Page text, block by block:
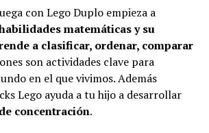
con Lego Duplo empieza a
matemáticas y su
a clasificar, ordenar, comparar
son actividades clave para
en el que vivimos. Además
Lego ayuda a tu hijo a desarrollar
concentración.